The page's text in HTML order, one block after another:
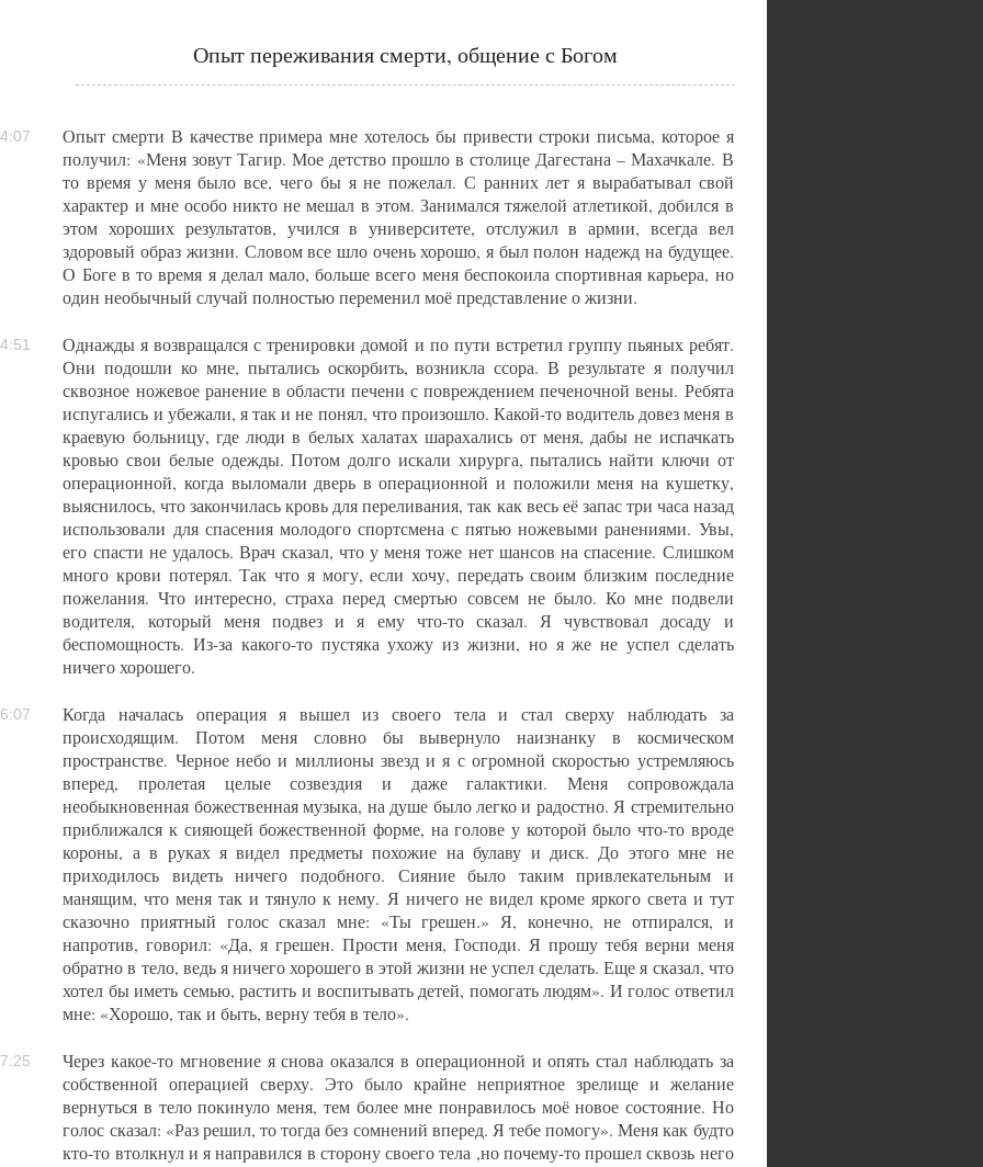
Опыт переживания смерти, общение с Богом
Опыт смерти В качестве примера мне хотелось бы привести строки письма, которое я
получил: «Меня зовут Тагир. Мое детство прошло в столице Дагестана – Махачкале. В
то время у меня было все, чего бы я не пожелал. С ранних лет я вырабатывал свой
характер и мне особо никто не мешал в этом. Занимался тяжелой атлетикой, добился в
этом хороших результатов, учился в университете, отслужил в армии, всегда вел
здоровый образ жизни. Словом все шло очень хорошо, я был полон надежд на будущее.
О Боге в то время я делал мало, больше всего меня беспокоила спортивная карьера, но
один необычный случай полностью переменил моё представление о жизни.
Однажды я возвращался с тренировки домой и по пути встретил группу пьяных ребят.
Они подошли ко мне, пытались оскорбить, возникла ссора. В результате я получил
сквозное ножевое ранение в области печени с повреждением печеночной вены. Ребята
испугались и убежали, я так и не понял, что произошло. Какой-то водитель довез меня в
краевую больницу, где люди в белых халатах шарахались от меня, дабы не испачкать
кровью свои белые одежды. Потом долго искали хирурга, пытались найти ключи от
операционной, когда выломали дверь в операционной и положили меня на кушетку,
выяснилось, что закончилась кровь для переливания, так как весь её запас три часа назад
использовали для спасения молодого спортсмена с пятью ножевыми ранениями. Увы,
его спасти не удалось. Врач сказал, что у меня тоже нет шансов на спасение. Слишком
много крови потерял. Так что я могу, если хочу, передать своим близким последние
пожелания. Что интересно, страха перед смертью совсем не было. Ко мне подвели
водителя, который меня подвез и я ему что-то сказал. Я чувствовал досаду и
беспомощность. Из-за какого-то пустяка ухожу из жизни, но я же не успел сделать
ничего хорошего.
Когда началась операция я вышел из своего тела и стал сверху наблюдать за
происходящим. Потом меня словно бы вывернуло наизнанку в космическом
пространстве. Черное небо и миллионы звезд и я с огромной скоростью устремляюсь
вперед, пролетая целые созвездия и даже галактики. Меня сопровождала
необыкновенная божественная музыка, на душе было легко и радостно. Я стремительно
приближался к сияющей божественной форме, на голове у которой было что-то вроде
короны, а в руках я видел предметы похожие на булаву и диск. До этого мне не
приходилось видеть ничего подобного. Сияние было таким привлекательным и
манящим, что меня так и тянуло к нему. Я ничего не видел кроме яркого света и тут
сказочно приятный голос сказал мне: «Ты грешен.» Я, конечно, не отпирался, и
напротив, говорил: «Да, я грешен. Прости меня, Господи. Я прошу тебя верни меня
обратно в тело, ведь я ничего хорошего в этой жизни не успел сделать. Еще я сказал, что
хотел бы иметь семью, растить и воспитывать детей, помогать людям». И голос ответил
мне: «Хорошо, так и быть, верну тебя в тело».
Через какое-то мгновение я снова оказался в операционной и опять стал наблюдать за
собственной операцией сверху. Это было крайне неприятное зрелище и желание
вернуться в тело покинуло меня, тем более мне понравилось моё новое состояние. Но
голос сказал: «Раз решил, то тогда без сомнений вперед. Я тебе помогу». Меня как будто
кто-то втолкнул и я направился в сторону своего тела ,но почему-то прошел сквозь него